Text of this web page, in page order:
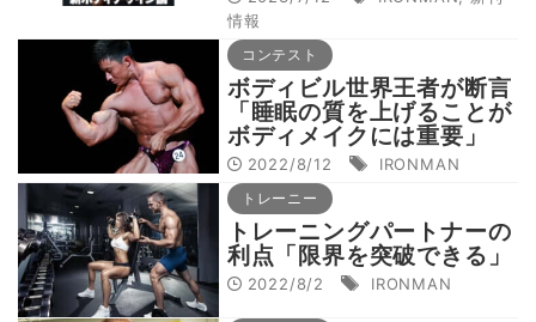
情報
コンテスト
ボディビル世界王者が断言
「睡眠の質を上げることが
ボディメイクには重要」
2022/8/12 IRONMAN
トレーニー
トレーニングパートナーの
利点「限界を突破できる」
2022/8/2 IRONMAN